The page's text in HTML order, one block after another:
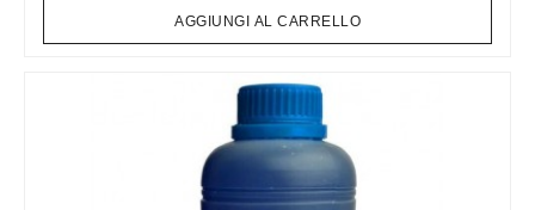
AGGIUNGI AL CARRELLO